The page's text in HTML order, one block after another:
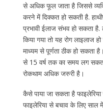
से अधिक फूल जाता है जिससे
करने में दिक्कत हो सकती है.
प्रभावी ईलाज संभव हो सकता
किया गया तो यह रोग लाइलाज
माध्यम से पूर्णता ठीक हो सकता
से 15 वर्ष तक का समय लग
रोकथाम अधिक जरुरी है।
कैसे पाया जा सकता है फाइलेरिया
फाइलेरिया से बचाव के लिए साल